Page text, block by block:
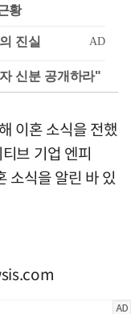
황
신분 공개하라"
이혼 소식을 전했
브 기업 엔피
소식을 알린 바 있